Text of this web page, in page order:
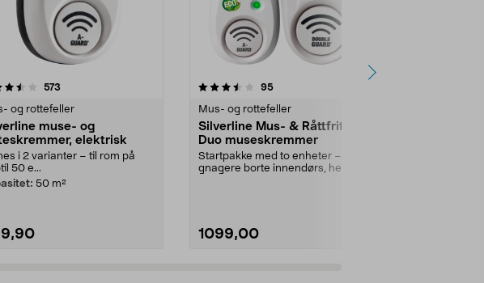
573
og rottefeller
muse- og
elektrisk
i 2 varianter – til rom på
50 e...
50 m²
3.5 av 5 stjerner 95anmeldelser
Mus- og rottefeller
Silverline Mus- & Råttfritt
Duo museskremmer
Startpakke med to enheter – hold
gnagere borte innendørs, helt
1099,00
3.5 av 5 stjerner